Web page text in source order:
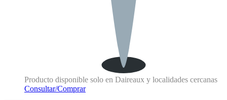
Producto disponible solo en Daireaux y localidades cercanas
Consultar/Comprar